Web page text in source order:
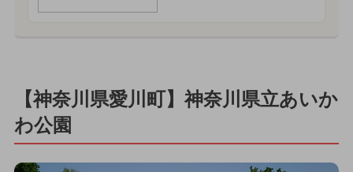
【神奈川県愛川町】神奈川県立あいか
わ公園